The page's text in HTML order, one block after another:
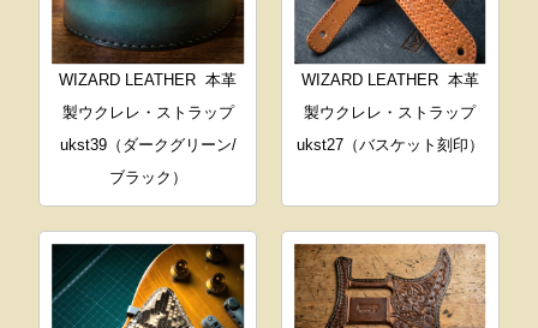
WIZARD LEATHER 本革
製ウクレレ・ストラップ
ukst39（ダークグリーン/
ブラック）
WIZARD LEATHER 本革
製ウクレレ・ストラップ
ukst27（バスケット刻印）